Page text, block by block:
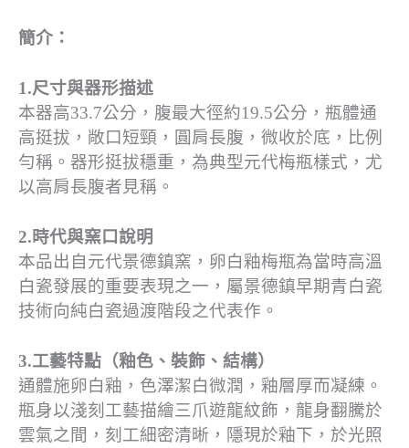
簡介：
1.尺寸與器形描述
本器高33.7公分，腹最大徑約19.5公分，瓶體通
高挺拔，敞口短頸，圓肩長腹，微收於底，比例
勻稱。器形挺拔穩重，為典型元代梅瓶樣式，尤
以高肩長腹者見稱。
2.時代與窯口說明
本品出自元代景德鎮窯，卵白釉梅瓶為當時高溫
白瓷發展的重要表現之一，屬景德鎮早期青白瓷
技術向純白瓷過渡階段之代表作。
3.工藝特點（釉色、裝飾、結構）
通體施卵白釉，色澤潔白微潤，釉層厚而凝練。
瓶身以淺刻工藝描繪三爪遊龍紋飾，龍身翻騰於
雲氣之間，刻工細密清晰，隱現於釉下，於光照